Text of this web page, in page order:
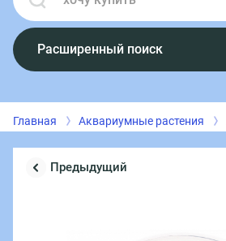
Расширенный поиск
Главная Аквариумные растения
Предыдущий